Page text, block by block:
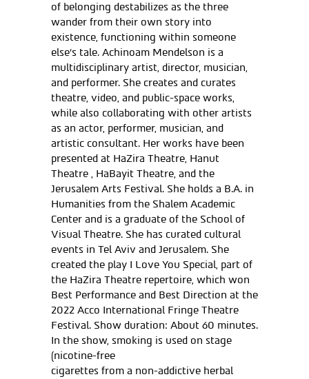
of belonging destabilizes as the three
wander from their own story into
existence, functioning within someone
else’s tale. Achinoam Mendelson is a
multidisciplinary artist, director, musician,
and performer. She creates and curates
theatre, video, and public-space works,
while also collaborating with other artists
as an actor, performer, musician, and
artistic consultant. Her works have been
presented at HaZira Theatre, Hanut
Theatre , HaBayit Theatre, and the
Jerusalem Arts Festival. She holds a B.A. in
Humanities from the Shalem Academic
Center and is a graduate of the School of
Visual Theatre. She has curated cultural
events in Tel Aviv and Jerusalem. She
created the play I Love You Special, part of
the HaZira Theatre repertoire, which won
Best Performance and Best Direction at the
2022 Acco International Fringe Theatre
Festival. Show duration: About 60 minutes.
In the show, smoking is used on stage
(nicotine-free
cigarettes from a non-addictive herbal